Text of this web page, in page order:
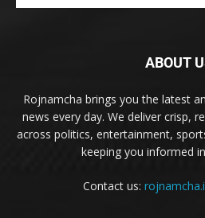
ABOUT
Rojnamcha brings you the latest
news every day. We deliver crisp,
across politics, entertainment,
keeping you informed
Contact us: